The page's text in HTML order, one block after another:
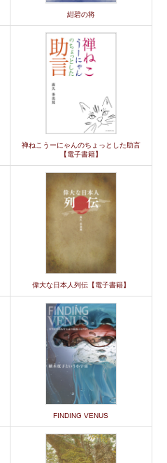
紺碧の将
禅ねこうーにゃんのちょっとした助言
【電子書籍】
偉大な日本人列伝【電子書籍】
FINDING VENUS